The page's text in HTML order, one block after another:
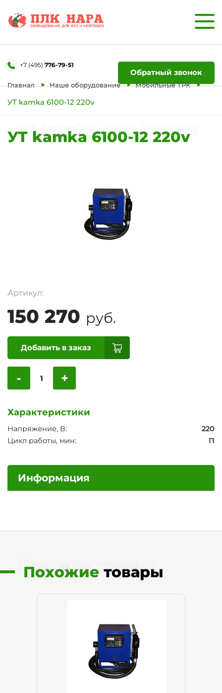
+7 (495) 776-79-51
Обратный звонок
Главная Наше оборудование Мобильные ТРК
УТ kamka 6100-12 220v
УТ kamka 6100-12 220v
УТ kamka 6100-12 220v
Артикул:
150 270 руб.
Добавить в заказ
- +
Характеристики
Напряжение, В:
220
Цикл работы, мин:
П
Информация
Похожие товары
Похожие товары
Форма обратной связи
Ваше имя
Телефон
Отправить